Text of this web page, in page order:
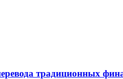
традиционных